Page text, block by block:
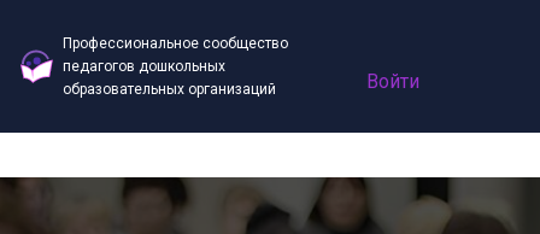
Профессиональное сообщество
педагогов дошкольных
образовательных организаций
Войти